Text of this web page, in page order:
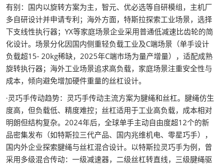
有别：国内以旋转方案为主，智元、优必选等自研模组，主机厂
多自研设计并申请专利；海外方面，特斯拉探索工业场景，选择
下支线性执行器；YX等家庭场景企业采用普通低减速比齿轮的简
化设计。场景分化因国内侧重轻负载工业及C端场景（单手设计
负载超15- 20kg稀缺，2025年C端市场为量产增量），适配成熟
旋转执行器；海外工业场景追求高负载，家庭场景注重安全性与
成本，倾向避免增加硬件重量的丝杠设计。
·灵巧手传动趋势：灵巧手传动主流方案为腱绳和丝杠。腱绳仿生
度高，但负载低、精度难控；丝杠适用于工业高负载，成本相对
明朗但结构复杂。2024年后，全球单手主动自由度超12个的新
品密集发布（如特斯拉三代产品、国内兆维机电、零星巧手），
国内外企业探索腱绳与丝杠混合设计。以特斯拉灵巧手为例，曾
采用多级混合传动：一级减速器，二级丝杠转直线，三级腱绳驱